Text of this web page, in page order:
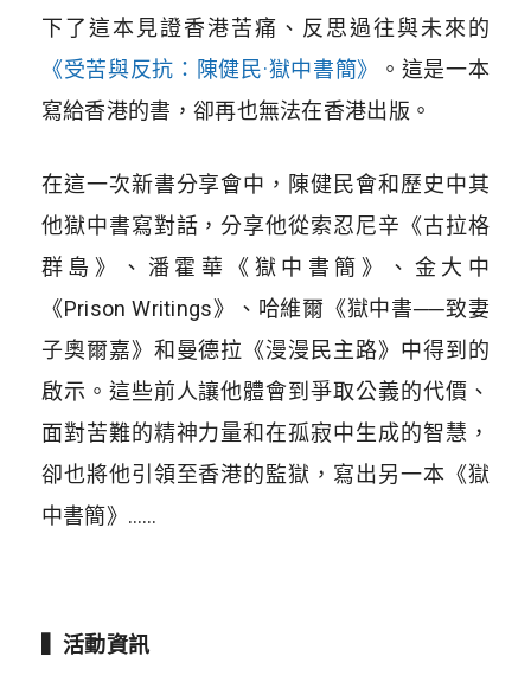
下了這本見證香港苦痛、反思過往與未來的
《受苦與反抗：陳健民·獄中書簡》
。這是一本
寫給香港的書，卻再也無法在香港出版。
在這一次新書分享會中，陳健民會和歷史中其
他獄中書寫對話，分享他從索忍尼辛《古拉格
群島》、潘霍華《獄中書簡》、金大中
《Prison Writings》、哈維爾《獄中書──致妻
子奧爾嘉》和曼德拉《漫漫民主路》中得到的
啟示。這些前人讓他體會到爭取公義的代價、
面對苦難的精神力量和在孤寂中生成的智慧，
卻也將他引領至香港的監獄，寫出另一本《獄
中書簡》……
▍活動資訊